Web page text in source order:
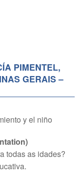
PIMENTEL,
GERAIS –
y el niño
todas as idades?